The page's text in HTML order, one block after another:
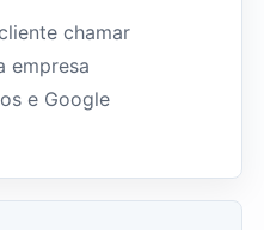
chamar
empresa
e Google